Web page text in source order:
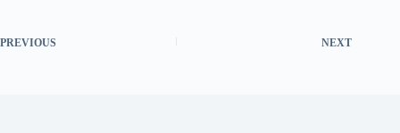
PREVIOUS NEXT